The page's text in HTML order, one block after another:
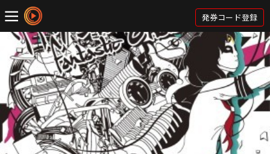
発券コード登録